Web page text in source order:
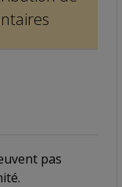
pas